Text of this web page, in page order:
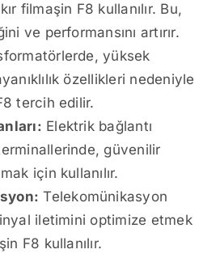
filmaşin F8 kullanılır. Bu,
ve performansını artırır.
yüksek
özellikleri nedeniyle
tercih edilir.
Elektrik bağlantı
güvenilir
için kullanılır.
Telekomünikasyon
iletimini optimize etmek
F8 kullanılır.